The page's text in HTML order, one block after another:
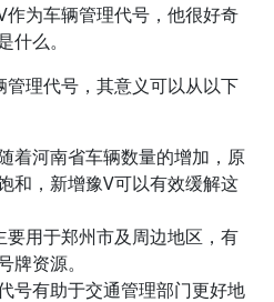
为车辆管理代号，他很好奇
什么。
理代号，其意义可以从以下
着河南省车辆数量的增加，原
和，新增豫V可以有效缓解这
要用于郑州市及周边地区，有
牌资源。
号有助于交通管理部门更好地